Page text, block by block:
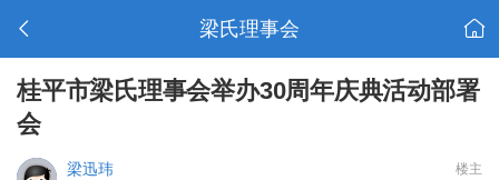
梁氏理事会
桂平市梁氏理事会举办30周年庆典活动部署
会
楼主
梁迅玮